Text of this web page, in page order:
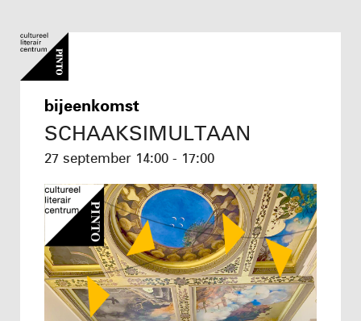
bijeenkomst
SCHAAKSIMULTAAN
27 september 14:00 - 17:00